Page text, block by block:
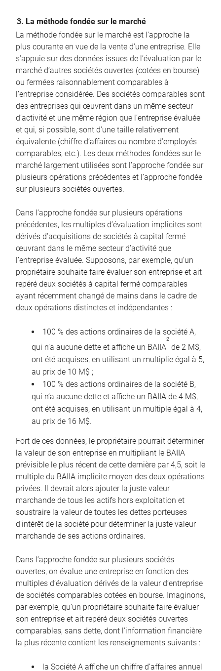
3. La méthode fondée sur le marché
La méthode fondée sur le marché est l’approche la
plus courante en vue de la vente d’une entreprise. Elle
s’appuie sur des données issues de l’évaluation par le
marché d’autres sociétés ouvertes (cotées en bourse)
ou fermées raisonnablement comparables à
l’entreprise considérée. Des sociétés comparables sont
des entreprises qui œuvrent dans un même secteur
d’activité et une même région que l’entreprise évaluée
et qui, si possible, sont d’une taille relativement
équivalente (chiffre d’affaires ou nombre d’employés
comparables, etc.). Les deux méthodes fondées sur le
marché largement utilisées sont l’approche fondée sur
plusieurs opérations précédentes et l’approche fondée
sur plusieurs sociétés ouvertes.
Dans l’approche fondée sur plusieurs opérations
précédentes, les multiples d’évaluation implicites sont
dérivés d’acquisitions de sociétés à capital fermé
œuvrant dans le même secteur d’activité que
l’entreprise évaluée. Supposons, par exemple, qu’un
propriétaire souhaite faire évaluer son entreprise et ait
repéré deux sociétés à capital fermé comparables
ayant récemment changé de mains dans le cadre de
deux opérations distinctes et indépendantes :
100 % des actions ordinaires de la société A,
qui n’a aucune dette et affiche un BAIIA
2
de 2 M$,
ont été acquises, en utilisant un multiplie égal à 5,
au prix de 10 M$ ;
100 % des actions ordinaires de la société B,
qui n’a aucune dette et affiche un BAIIA de 4 M$,
ont été acquises, en utilisant un multiple égal à 4,
au prix de 16 M$.
Fort de ces données, le propriétaire pourrait déterminer
la valeur de son entreprise en multipliant le BAIIA
prévisible le plus récent de cette dernière par 4,5, soit le
multiple du BAIIA implicite moyen des deux opérations
privées. Il devrait alors ajouter la juste valeur
marchande de tous les actifs hors exploitation et
soustraire la valeur de toutes les dettes porteuses
d’intérêt de la société pour déterminer la juste valeur
marchande de ses actions ordinaires.
Dans l’approche fondée sur plusieurs sociétés
ouvertes, on évalue une entreprise en fonction des
multiples d’évaluation dérivés de la valeur d’entreprise
de sociétés comparables cotées en bourse. Imaginons,
par exemple, qu’un propriétaire souhaite faire évaluer
son entreprise et ait repéré deux sociétés ouvertes
comparables, sans dette, dont l’information financière
la plus récente contient les renseignements suivants :
la Société A affiche un chiffre d’affaires annuel